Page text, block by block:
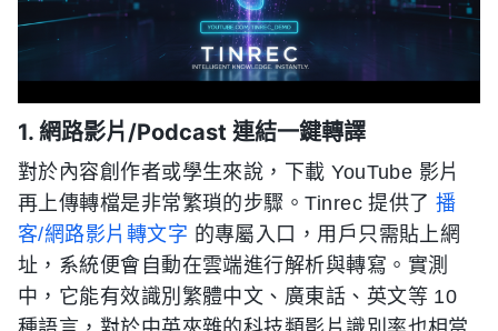
1. 網路影片/Podcast 連結一鍵轉譯
對於內容創作者或學生來說，下載 YouTube 影片
再上傳轉檔是非常繁瑣的步驟。Tinrec 提供了播
客/網路影片轉文字 的專屬入口，用戶只需貼上網
址，系統便會自動在雲端進行解析與轉寫。實測
中，它能有效識別繁體中文、廣東話、英文等 10